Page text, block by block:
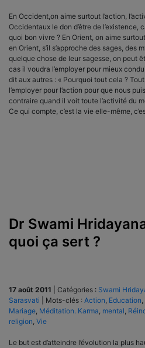
En Occident,on aime surtout l’action,
Occidentaux le don d’être de l’existence,
quoi bon vivre ? En Orient, on aime
en Orient, s’il s’approche des sages, des
quelque chose de leur sagesse, on peut
cas il voudra l’employer pour mieux
dit aux autres : « Pourquoi tout cela ?
l’employer pour l’action pour que nous
contraire quand il voit toute l’activité du
Ce qui compte, c’est la vie elle-même,
Dr Swami
quoi ça sert ?
17 août 2011 Catégories : Swami
Sarasvati
Mots-clés : Action, Education,
Mariage, Méditation. Karma, mental,
religion, Vie
Le but est d’atteindre l’évolution la plus